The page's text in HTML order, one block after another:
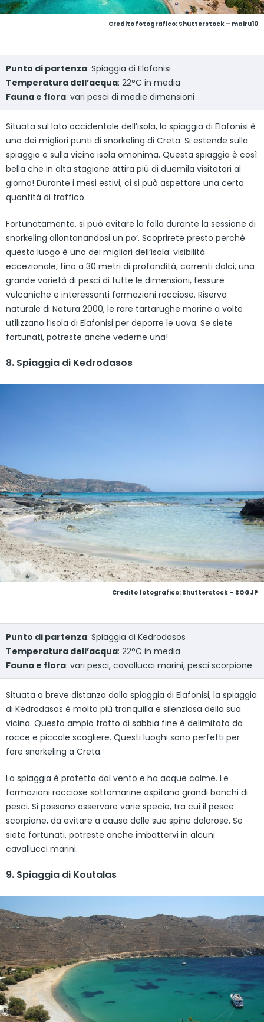
Credito fotografico: Shutterstock – mairu10
Punto di partenza: Spiaggia di Elafonisi
Temperatura dell’acqua: 22°C in media
Fauna e flora: vari pesci di medie dimensioni
Situata sul lato occidentale dell’isola, la spiaggia di Elafonisi è
uno dei migliori punti di snorkeling di Creta. Si estende sulla
spiaggia e sulla vicina isola omonima. Questa spiaggia è così
bella che in alta stagione attira più di duemila visitatori al
giorno! Durante i mesi estivi, ci si può aspettare una certa
quantità di traffico.
Fortunatamente, si può evitare la folla durante la sessione di
snorkeling allontanandosi un po’. Scoprirete presto perché
questo luogo è uno dei migliori dell’isola: visibilità
eccezionale, fino a 30 metri di profondità, correnti dolci, una
grande varietà di pesci di tutte le dimensioni, fessure
vulcaniche e interessanti formazioni rocciose. Riserva
naturale di Natura 2000, le rare tartarughe marine a volte
utilizzano l’isola di Elafonisi per deporre le uova. Se siete
fortunati, potreste anche vederne una!
8. Spiaggia di Kedrodasos
Credito fotografico: Shutterstock – SOGJP
Punto di partenza: Spiaggia di Kedrodasos
Temperatura dell’acqua: 22°C in media
Fauna e flora: vari pesci, cavallucci marini, pesci scorpione
Situata a breve distanza dalla spiaggia di Elafonisi, la spiaggia
di Kedrodasos è molto più tranquilla e silenziosa della sua
vicina. Questo ampio tratto di sabbia fine è delimitato da
rocce e piccole scogliere. Questi luoghi sono perfetti per
fare snorkeling a Creta.
La spiaggia è protetta dal vento e ha acque calme. Le
formazioni rocciose sottomarine ospitano grandi banchi di
pesci. Si possono osservare varie specie, tra cui il pesce
scorpione, da evitare a causa delle sue spine dolorose. Se
siete fortunati, potreste anche imbattervi in alcuni
cavallucci marini.
9. Spiaggia di Koutalas